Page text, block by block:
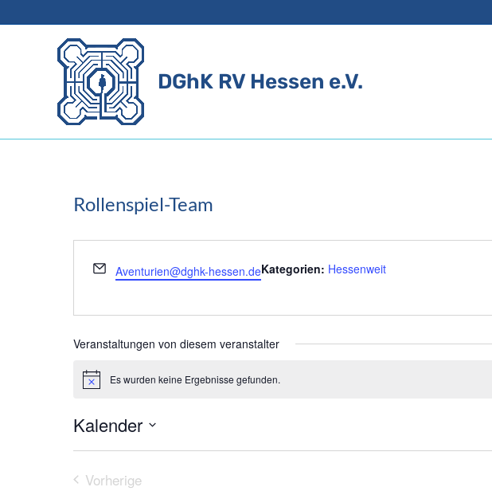
DGhK RV Hessen e.V.
Rollenspiel-Team
Email
Aventurien@dghk-hessen.deKategorien: Hessenweit
Veranstaltungen von diesem veranstalter
HinweisEs wurden keine Ergebnisse gefunden.
Kalender
Vorherige